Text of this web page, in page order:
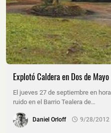
Explotó Caldera en Dos de Mayo
El jueves 27 de septiembre en
ruido en el Barrio Tealera de…
Daniel Orloff 9/28/2012